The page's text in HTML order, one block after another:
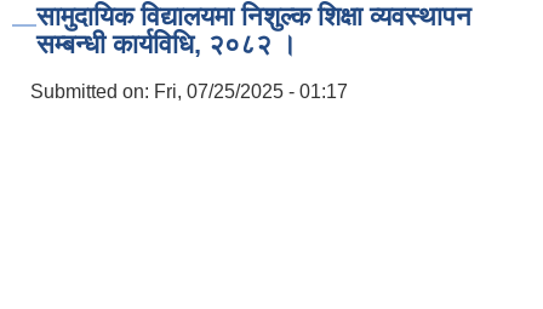
सामुदायिक विद्यालयमा निशुल्क शिक्षा व्यवस्थापन
सम्बन्धी कार्यविधि, २०८२ ।
Submitted on: Fri, 07/25/2025 - 01:17